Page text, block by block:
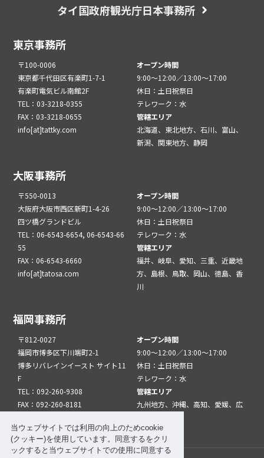
当ウェブサイトでは利用の向上のためcookie
(クッキー)を使用しています。同意するをクリ
ックすると当ウェブサイトでの使用に同意する
タイ国政府観光庁日本事務所
東京事務所
〒100-0006
東京都千代田区有楽町1-7-1
有楽町電気ビル南館2F
TEL：03-3218-0355
FAX：03-3218-0655
info[at]tattky.com
オープン時間
9:00～12:00／13:00～17:00
休日：土日祝祭日
テレワーク：水
管轄エリア
北海道、東北地方、石川、富山、
新潟、関東地方、静岡
大阪事務所
〒550-0013
大阪府大阪市西区新町1-4-26
四ツ橋グランドビル
TEL：06-6543-6654, 06-6543-66
55
FAX：06-6543-6660
info[at]tatosa.com
オープン時間
9:00～12:00／13:00～17:00
休日：土日祝祭日
テレワーク：水
管轄エリア
福井、岐阜、愛知、三重、近畿地
方、島根、鳥取、岡山、徳島、香
川
福岡事務所
〒812-0027
福岡市博多区下川端町2-1
博多リバレインイースト サイト11
F
TEL：092-260-9308
FAX：092-260-8181
オープン時間
9:00～12:00／13:00～17:00
休日：土日祝祭日
テレワーク：水
管轄エリア
九州地方、沖縄、高知、愛媛、広